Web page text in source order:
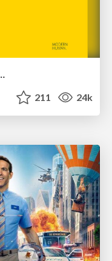
211 24k